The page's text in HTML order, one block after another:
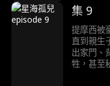
白自己失
集 9
提摩西被
直到親生
出家門、
牲，甚至